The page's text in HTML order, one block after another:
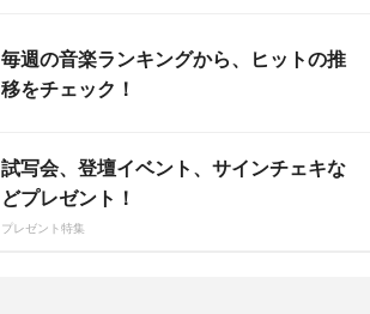
毎週の音楽ランキングから、ヒットの推
移をチェック！
試写会、登壇イベント、サインチェキな
どプレゼント！
プレゼント特集